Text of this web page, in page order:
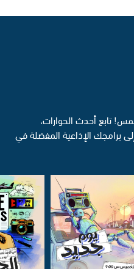
تابع أحدث الحوارات،
برامجك الإذاعية المفضلة في